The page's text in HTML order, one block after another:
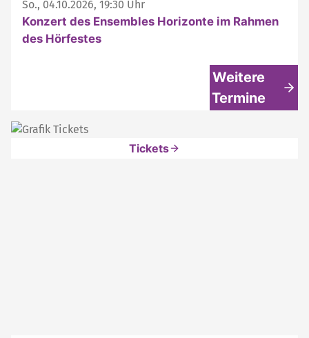
So., 04.10.2026, 19:30 Uhr
Konzert des Ensembles Horizonte im Rahmen
des Hörfestes
Weitere
Termine
Tickets